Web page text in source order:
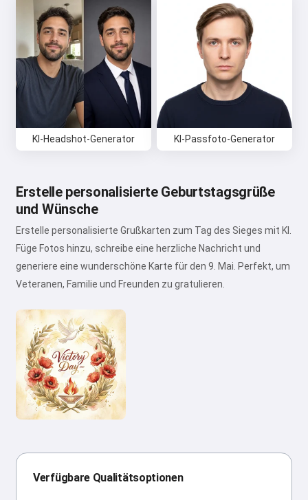
KI-Headshot-Generator KI-Passfoto-Generator
Erstelle personalisierte Geburtstagsgrüße
und Wünsche
Erstelle personalisierte Grußkarten zum Tag des Sieges mit KI.
Füge Fotos hinzu, schreibe eine herzliche Nachricht und
generiere eine wunderschöne Karte für den 9. Mai. Perfekt, um
Veteranen, Familie und Freunden zu gratulieren.
Verfügbare Qualitätsoptionen